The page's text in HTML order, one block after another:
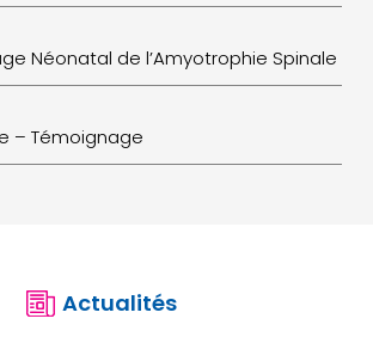
Néonatal de l’Amyotrophie Spinale
– Témoignage
Actualités